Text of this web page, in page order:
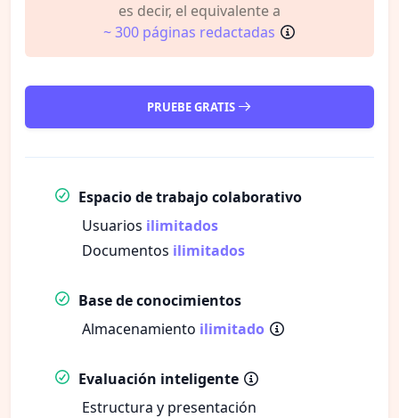
es decir, el equivalente a
~ 300 páginas redactadas
PRUEBE GRATIS
Espacio de trabajo colaborativo
Usuarios ilimitados
Documentos ilimitados
Base de conocimientos
Almacenamiento ilimitado
Evaluación inteligente
Estructura y presentación